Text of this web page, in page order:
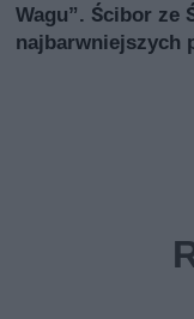
Wagu”. Ścibor ze
najbarwniejszych